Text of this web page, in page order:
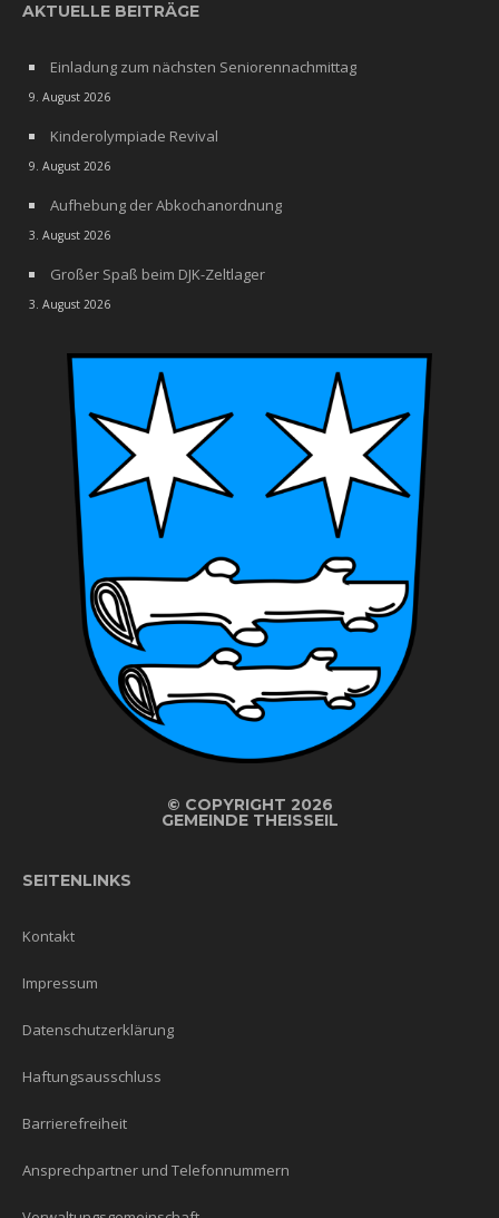
AKTUELLE BEITRÄGE
Einladung zum nächsten Seniorennachmittag
9. August 2026
Kinderolympiade Revival
9. August 2026
Aufhebung der Abkochanordnung
3. August 2026
Großer Spaß beim DJK-Zeltlager
3. August 2026
© COPYRIGHT 2026
GEMEINDE THEISSEIL
SEITENLINKS
Kontakt
Impressum
Datenschutzerklärung
Haftungsausschluss
Barrierefreiheit
Ansprechpartner und Telefonnummern